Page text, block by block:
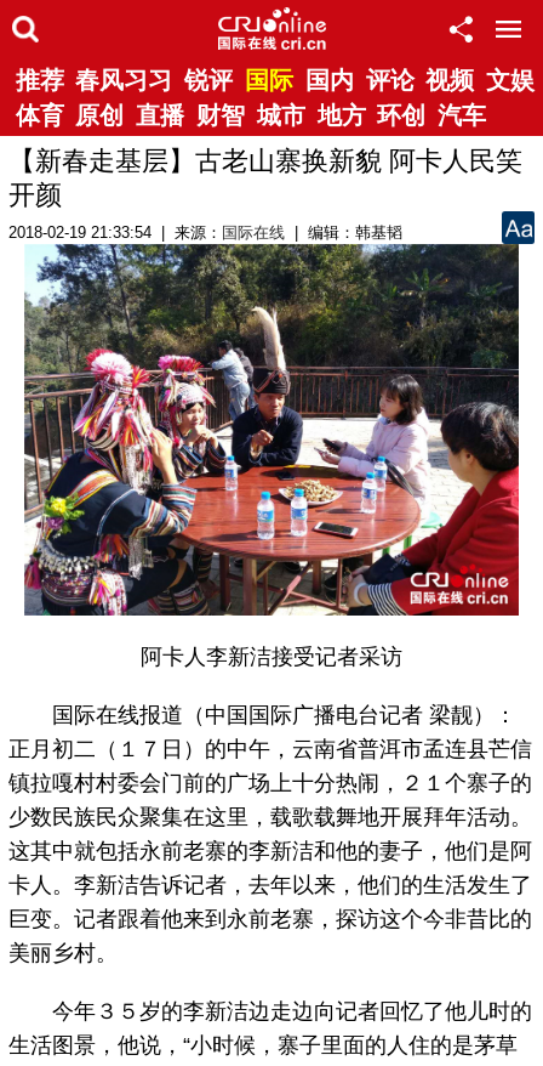
推荐 春风习习 锐评 国际 国内 评论 视频 文娱
体育 原创 直播 财智 城市 地方 环创 汽车
【新春走基层】古老山寨换新貌 阿卡人民笑
开颜
2018-02-19 21:33:54 | 来源： 国际在线 | 编辑：韩基韬
阿卡人李新洁接受记者采访
国际在线报道（中国国际广播电台记者 梁靓）：
正月初二（１７日）的中午，云南省普洱市孟连县芒信
镇拉嘎村村委会门前的广场上十分热闹，２１个寨子的
少数民族民众聚集在这里，载歌载舞地开展拜年活动。
这其中就包括永前老寨的李新洁和他的妻子，他们是阿
卡人。李新洁告诉记者，去年以来，他们的生活发生了
巨变。记者跟着他来到永前老寨，探访这个今非昔比的
美丽乡村。
今年３５岁的李新洁边走边向记者回忆了他儿时的
生活图景，他说，“小时候，寨子里面的人住的是茅草